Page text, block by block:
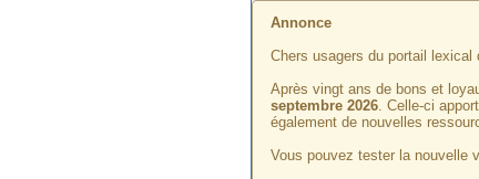
Annonce
Chers usagers du portail lexical
Après vingt ans de bons et
septembre 2026. Celle-ci
également de nouvelles
Vous pouvez tester la nouvelle